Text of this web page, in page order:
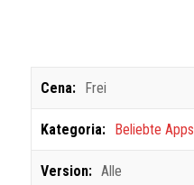
Cena: Frei
Kategoria: Beliebte Apps
Version: Alle